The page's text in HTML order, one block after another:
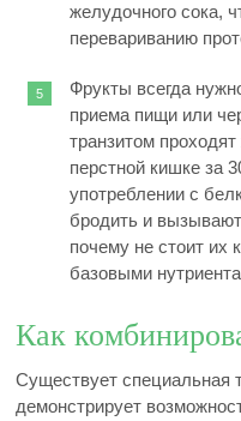
желудочного сока,
перевариванию
Фрукты всегда
приема пищи или
транзитом
перстной кишке за
употреблении с
бродить и
почему не стоит их
базовыми
Как
Существует специальная
демонстрирует